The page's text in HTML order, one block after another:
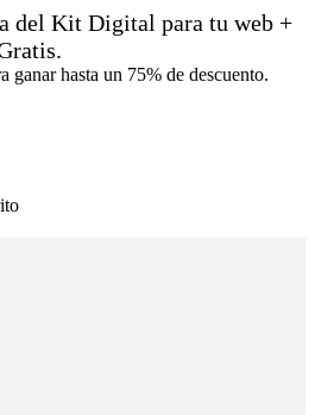
del Kit Digital para tu web +
ganar hasta un 75% de descuento.